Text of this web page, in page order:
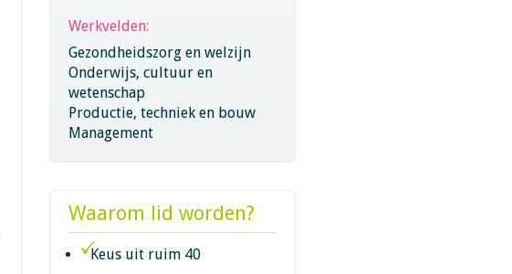
Werkvelden:
Gezondheidszorg en welzijn
Onderwijs, cultuur en
wetenschap
Productie, techniek en bouw
Management
Waarom lid worden?
Keus uit ruim 40